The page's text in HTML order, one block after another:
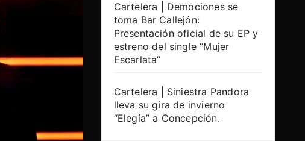
Cartelera | Demociones se
toma Bar Callejón:
Presentación oficial de su EP y
estreno del single “Mujer
Escarlata”
Cartelera | Siniestra Pandora
lleva su gira de invierno
“Elegía” a Concepción.